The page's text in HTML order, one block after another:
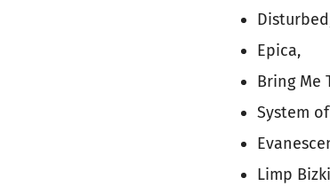
Epica,
Bring Me
System
Limp